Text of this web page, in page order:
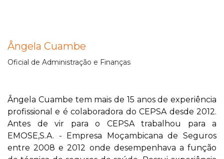
Ângela Cuambe
Oficial de Administração e Finanças
Ângela Cuambe tem mais de 15 anos de experiência
profissional e é colaboradora do CEPSA desde 2012.
Antes de vir para o CEPSA trabalhou para a
EMOSE,S.A. - Empresa Moçambicana de Seguros
entre 2008 e 2012 onde desempenhava a função